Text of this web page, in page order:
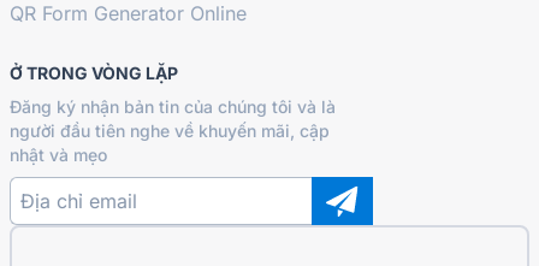
QR Form Generator Online
Ở TRONG VÒNG LẶP
Đăng ký nhận bản tin của chúng tôi và là
người đầu tiên nghe về khuyến mãi, cập
nhật và mẹo